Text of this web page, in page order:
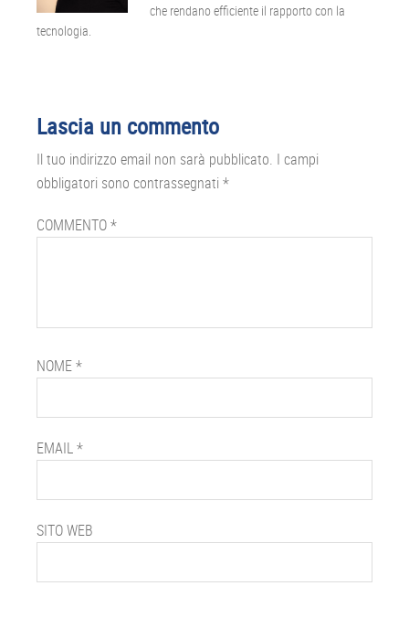
che rendano efficiente il rapporto con la
tecnologia.
Interazioni
del
lettore
Lascia un commento
Il tuo indirizzo email non sarà pubblicato. I campi
obbligatori sono contrassegnati *
COMMENTO*
NOME*
EMAIL*
SITO WEB